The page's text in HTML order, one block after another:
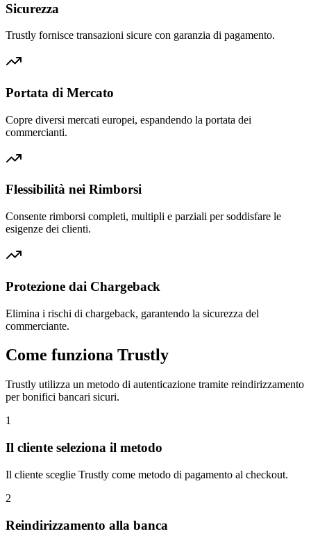
Sicurezza
Trustly fornisce transazioni sicure con garanzia di pagamento.
Portata di Mercato
Copre diversi mercati europei, espandendo la portata dei
commercianti.
Flessibilità nei Rimborsi
Consente rimborsi completi, multipli e parziali per soddisfare le
esigenze dei clienti.
Protezione dai Chargeback
Elimina i rischi di chargeback, garantendo la sicurezza del
commerciante.
Come funziona Trustly
Trustly utilizza un metodo di autenticazione tramite reindirizzamento
per bonifici bancari sicuri.
1
Il cliente seleziona il metodo
Il cliente sceglie Trustly come metodo di pagamento al checkout.
2
Reindirizzamento alla banca